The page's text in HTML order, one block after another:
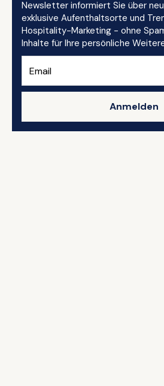
Newsletter informiert Sie über
exklusive Aufenthaltsorte und
Hospitality-Marketing - ohne
Inhalte für Ihre persönliche
Anmelden